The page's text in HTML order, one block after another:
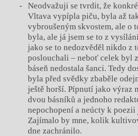
Neodvažuji se tvrdit, že
Vltava vypípla piču, byla až
vybroušeným skvostem, ale o
byla, ale já jsem se to z
jako se to nedozvěděl nikdo z
poslouchali – neboť celek byl
báseň nedostala šanci. Tedy
byla před svědky zbaběle
ještě horší. Pípnutí jako výraz
dvou básníků a jednoho
nepochopení a neúcty k
Zajímalo by mne, kolik
dne zachránilo.